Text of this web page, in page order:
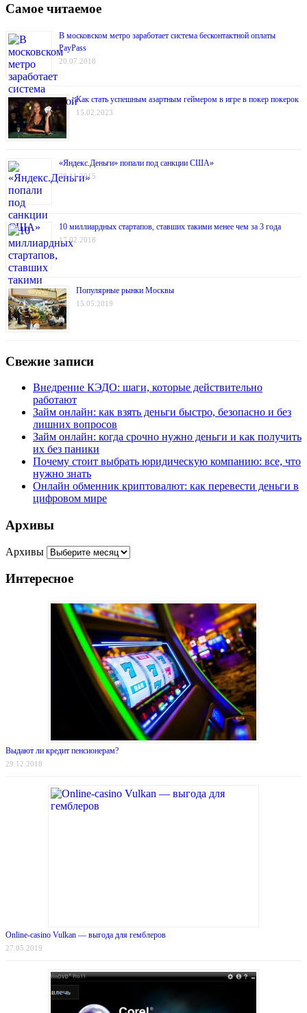
Самое читаемое
В московском метро заработает система бесконтактной оплаты
PayPass
20.07.2018
Как стать успешным азартным геймером в игре в покер покерок
15.02.2023
«Яндекс.Деньги» попали под санкции США»
28.11.2015
10 миллиардных стартапов, ставших такими менее чем за 3 года
17.02.2018
Популярные рынки Москвы
15.05.2019
Свежие записи
Внедрение КЭДО: шаги, которые действительно
работают
Займ онлайн: как взять деньги быстро, безопасно и без
лишних вопросов
Займ онлайн: когда срочно нужно деньги и как получить
их без паники
Почему стоит выбрать юридическую компанию: все, что
нужно знать
Онлайн обменник криптовалют: как перевести деньги в
цифровом мире
Архивы
Архивы
Интересное
Выдают ли кредит пенсионерам?
29.12.2018
Online-casino Vulkan — выгода для гемблеров
27.05.2019